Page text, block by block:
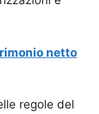
netto
regole del